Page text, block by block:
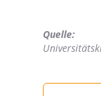
Quelle: